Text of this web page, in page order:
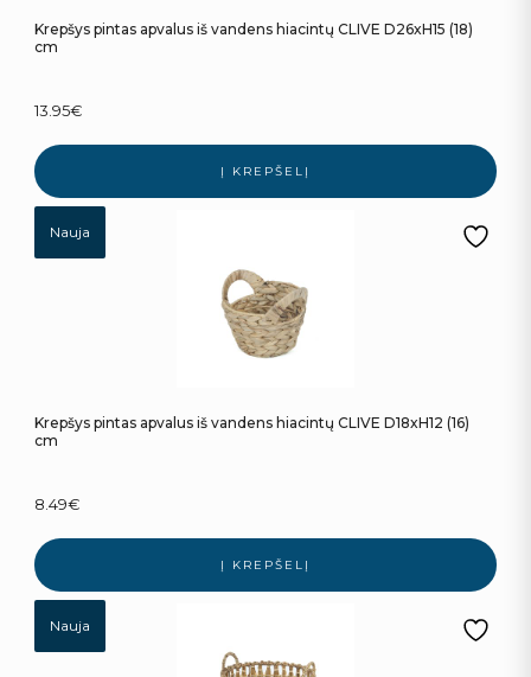
Krepšys pintas apvalus iš vandens hiacintų CLIVE D26xH15 (18)
cm
13.95€
Į KREPŠELĮ
Nauja
Krepšys pintas apvalus iš vandens hiacintų CLIVE D18xH12 (16)
cm
8.49€
Į KREPŠELĮ
Nauja